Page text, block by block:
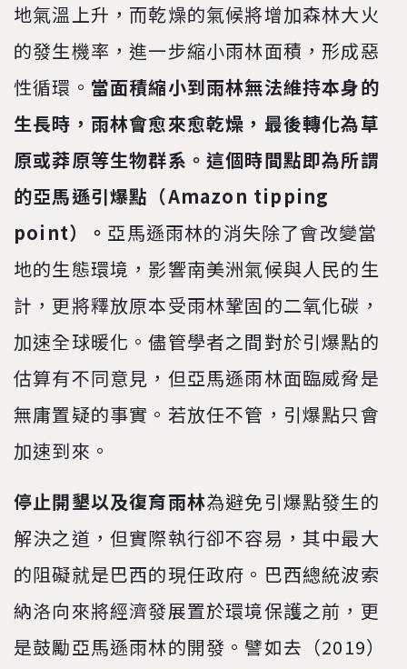
地氣溫上升，而乾燥的氣候將增加森林大火
的發生機率，進一步縮小雨林面積，形成惡
性循環。 當面積縮小到雨林無法維持本身的
生長時，雨林會愈來愈乾燥，最後轉化為草
原或莽原等生物群系。這個時間點即為所謂
的亞馬遜引爆點（Amazon tipping
point）。 亞馬遜雨林的消失除了會改變當
地的生態環境，影響南美洲氣候與人民的生
計，更將釋放原本受雨林鞏固的二氧化碳，
加速全球暖化。儘管學者之間對於引爆點的
估算有不同意見，但亞馬遜雨林面臨威脅是
無庸置疑的事實。若放任不管，引爆點只會
加速到來。
停止開墾以及復育雨林為避免引爆點發生的
解決之道，但實際執行卻不容易，其中最大
的阻礙就是巴西的現任政府。巴西總統波索
納洛向來將經濟發展置於環境保護之前，更
是鼓勵亞馬遜雨林的開發。譬如去（2019）